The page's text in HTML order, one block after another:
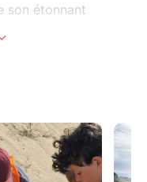
son étonnant
comment
à ce milieu